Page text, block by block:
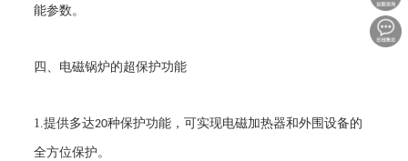
能参数。
四、电磁锅炉的超保护功能
1.提供多达20种保护功能，可实现电磁加热器和外围设备的
全方位保护。